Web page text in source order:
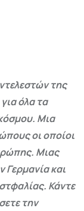
της
όλα τα
Μια
οι οποίοι
Μιας
Γερμανία και
Κάντε
την